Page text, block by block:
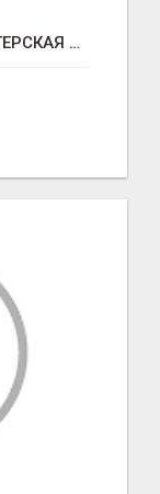
"ТИРОЛЬСКИЕ ПИРОГИ " КОНДИТЕРСКАЯ ФАБРИКА "КРУГ "